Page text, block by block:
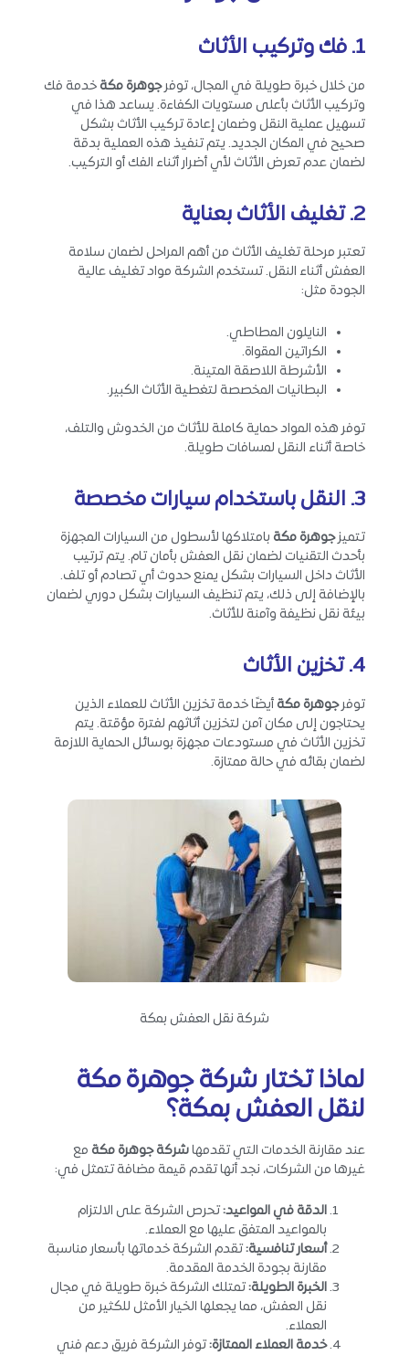
1. فك وتركيب الأثاث
من خلال خبرة طويلة في المجال، توفرجوهرة مكة خدمة فك
وتركيب الأثاث بأعلى مستويات الكفاءة. يساعد هذا في
تسهيل عملية النقل وضمان إعادة تركيب الأثاث بشكل
صحيح في المكان الجديد. يتم تنفيذ هذه العملية بدقة
لضمان عدم تعرض الأثاث لأي أضرار أثناء الفك أو التركيب.
2. تغليف الأثاث بعناية
تعتبر مرحلة تغليف الأثاث من أهم المراحل لضمان سلامة
العفش أثناء النقل. تستخدم الشركة مواد تغليف عالية
الجودة مثل:
النايلون المطاطي.
الكراتين المقواة.
الأشرطة اللاصقة المتينة.
البطانيات المخصصة لتغطية الأثاث الكبير.
توفر هذه المواد حماية كاملة للأثاث من الخدوش والتلف،
خاصة أثناء النقل لمسافات طويلة.
3. النقل باستخدام سيارات مخصصة
تتميزجوهرة مكة بامتلاكها لأسطول من السيارات المجهزة
بأحدث التقنيات لضمان نقل العفش بأمان تام. يتم ترتيب
الأثاث داخل السيارات بشكل يمنع حدوث أي تصادم أو تلف.
بالإضافة إلى ذلك، يتم تنظيف السيارات بشكل دوري لضمان
بيئة نقل نظيفة وآمنة للأثاث.
4. تخزين الأثاث
توفرجوهرة مكة أيضًا خدمة تخزين الأثاث للعملاء الذين
يحتاجون إلى مكان آمن لتخزين أثاثهم لفترة مؤقتة. يتم
تخزين الأثاث في مستودعات مجهزة بوسائل الحماية اللازمة
لضمان بقائه في حالة ممتازة.
شركة نقل العفش بمكة
لماذا تختار شركة جوهرة مكة
لنقل العفش بمكة؟
عند مقارنة الخدمات التي تقدمهاشركة جوهرة مكة مع
غيرها من الشركات، نجد أنها تقدم قيمة مضافة تتمثل في:
الدقة في المواعيد:تحرص الشركة على الالتزام
بالمواعيد المتفق عليها مع العملاء.
أسعار تنافسية:تقدم الشركة خدماتها بأسعار مناسبة
مقارنة بجودة الخدمة المقدمة.
الخبرة الطويلة:تمتلك الشركة خبرة طويلة في مجال
نقل العفش، مما يجعلها الخيار الأمثل للكثير من
العملاء.
خدمة العملاء الممتازة:توفر الشركة فريق دعم فني